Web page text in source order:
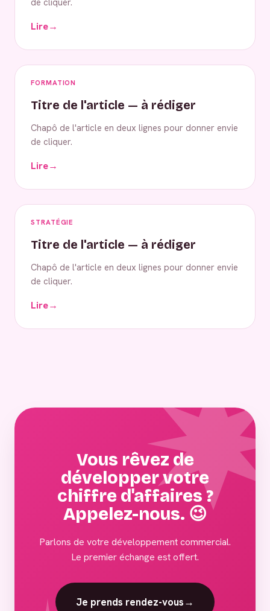
Lire→
FORMATION
Titre de l'article — à rédiger
Chapô de l'article en deux lignes pour donner envie
de cliquer.
Lire→
STRATÉGIE
Titre de l'article — à rédiger
Chapô de l'article en deux lignes pour donner envie
de cliquer.
Lire→
Vous rêvez de
développer votre
chiffre d'affaires ?
Appelez-nous. 😉
Parlons de votre développement commercial.
Le premier échange est offert.
Je prends rendez-vous→